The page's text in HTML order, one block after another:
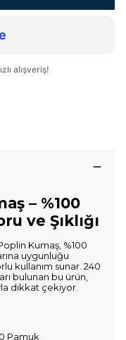
– %100
ve Şıklığı
Kumaş, %100
uygunluğu
kullanım sunar. 240
bulunan bu ürün,
dikkat çekiyor.
Pamuk